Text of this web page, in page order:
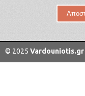
© 2025 Vardouniotis.gr